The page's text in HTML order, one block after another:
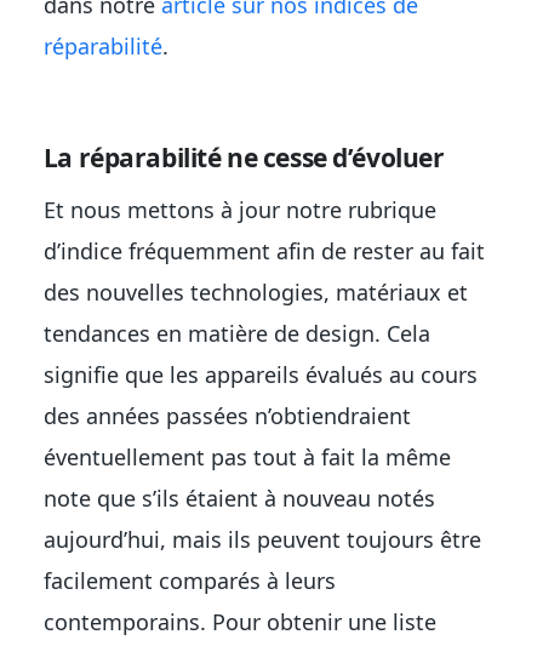
réparabilité.
La réparabilité ne cesse d’évoluer
Et nous mettons à jour notre rubrique
d’indice fréquemment afin de rester au fait
des nouvelles technologies, matériaux et
tendances en matière de design. Cela
signifie que les appareils évalués au cours
des années passées n’obtiendraient
éventuellement pas tout à fait la même
note que s’ils étaient à nouveau notés
aujourd’hui, mais ils peuvent toujours être
facilement comparés à leurs
contemporains. Pour obtenir une liste